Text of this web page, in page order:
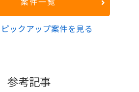
ックアップ案件を見る
参考記事